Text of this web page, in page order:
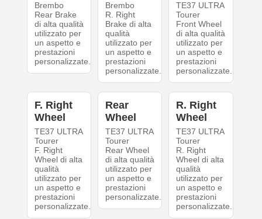
Brembo
Rear Brake
di alta qualità
utilizzato per
un aspetto e
prestazioni
personalizzate.
Brembo
R. Right
Brake di alta
qualità
utilizzato per
un aspetto e
prestazioni
personalizzate.
TE37 ULTRA
Tourer
Front Wheel
di alta qualità
utilizzato per
un aspetto e
prestazioni
personalizzate.
F. Right
Wheel
TE37 ULTRA
Tourer
F. Right
Wheel di alta
qualità
utilizzato per
un aspetto e
prestazioni
personalizzate.
Rear
Wheel
TE37 ULTRA
Tourer
Rear Wheel
di alta qualità
utilizzato per
un aspetto e
prestazioni
personalizzate.
R. Right
Wheel
TE37 ULTRA
Tourer
R. Right
Wheel di alta
qualità
utilizzato per
un aspetto e
prestazioni
personalizzate.